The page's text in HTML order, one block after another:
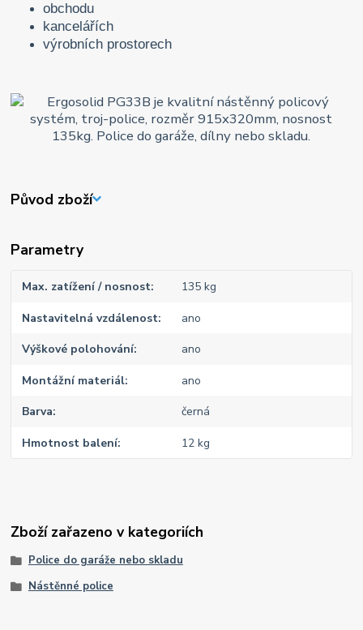
obchodu
kancelářích
výrobních prostorech
Původ zboží
Parametry
Max. zatížení / nosnost 135 kg
Nastavitelná vzdálenost ano
Výškové polohování ano
Montážní materiál ano
Barva černá
Hmotnost balení 12 kg
Zboží zařazeno v kategoriích
Police do garáže nebo skladu
Nástěnné police